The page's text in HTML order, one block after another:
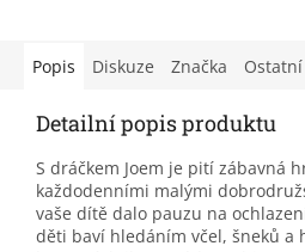
Popis Diskuze Značka
Detailní popis produktu
S dráčkem Joem je pití zábavná
každodenními malými
vaše dítě dalo pauzu na
děti baví hledáním včel, šneků a